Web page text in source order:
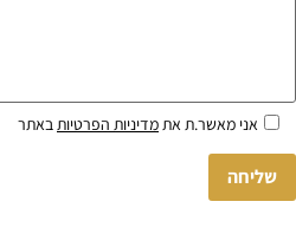
Please
leave
this
field
empty.
אני מאשר.ת אתמדיניות הפרטיותבאתר